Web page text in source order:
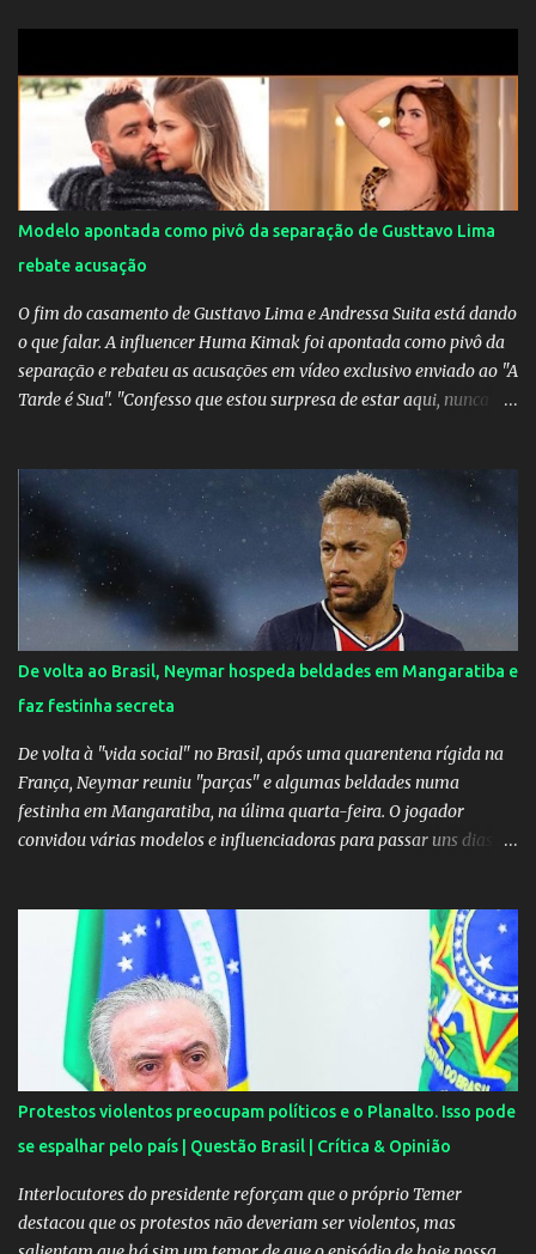
Marta marcou duas vezes, Debinha, Andressa Alves e Bia
Zaneratto foram autoras dos gols. Juliette, embaixadora
‎@Globoplay mandou um xero para as meninas e falou do seu
Modelo apontada como pivô da separação de Gusttavo Lima
rebate acusação
O fim do casamento de Gusttavo Lima e Andressa Suita está dando
o que falar. A influencer Huma Kimak foi apontada como pivô da
separação e rebateu as acusações em vídeo exclusivo enviado ao "A
Tarde é Sua". "Confesso que estou surpresa de estar aqui, nunca
nenhum tipo de contato, nem de fã porque sou fã dele", disse
Huma Kimak. A influencer também contou que recebe diversos
ataques na internet desde a época em que foi contratada para
fazer a divulgação de uma live do Gusttavo Lima em Manaus,
capital do Amazonas. "Fui até o local onde seria o show, divulguei
e no dia seguinte foi feita a live que eu não pude ir, porque estava
me sentindo mal", explicou Huma. A notícia da separação de
Gusttavo Lima e Andressa Suita foi divulgada no dia 9 de outubro.
A relação chegou ao fim após cinco anos e houve rumores de uma
suposta traição do canto...
De volta ao Brasil, Neymar hospeda beldades em Mangaratiba e
faz festinha secreta
De volta à "vida social" no Brasil, após uma quarentena rígida na
França, Neymar reuniu "parças" e algumas beldades numa
festinha em Mangaratiba, na úlima quarta-feira. O jogador
convidou várias modelos e influenciadoras para passar uns dias
dentro do condomínio onde fica a mansão do craque do PSG.
Segundo uma fonte do EXTRA, a festa aconteceu ao som de muito
pagode e um show de Suel e do cantor pernambucano Robinho,
que aparecem num registro no resort, e também de Anchietx. De
Mangaratiba, os cantores ainda seguiram para Campo Grande,
onde se apresentaram numa casa de show no bairro da Zona
Oeste do Rio. As moças foram convidadas por Neymar através das
redes sociais. O jogador faz questão de pagar as estadias delas e
também as passagens. A exigência é sempre a mesma: não postar
ou falar nada sobre. Celulares, aliás, são proibidos nas festas....
Protestos violentos preocupam políticos e o Planalto. Isso pode
se espalhar pelo país | Questão Brasil | Crítica & Opinião
Interlocutores do presidente reforçam que o próprio Temer
destacou que os protestos não deveriam ser violentos, mas